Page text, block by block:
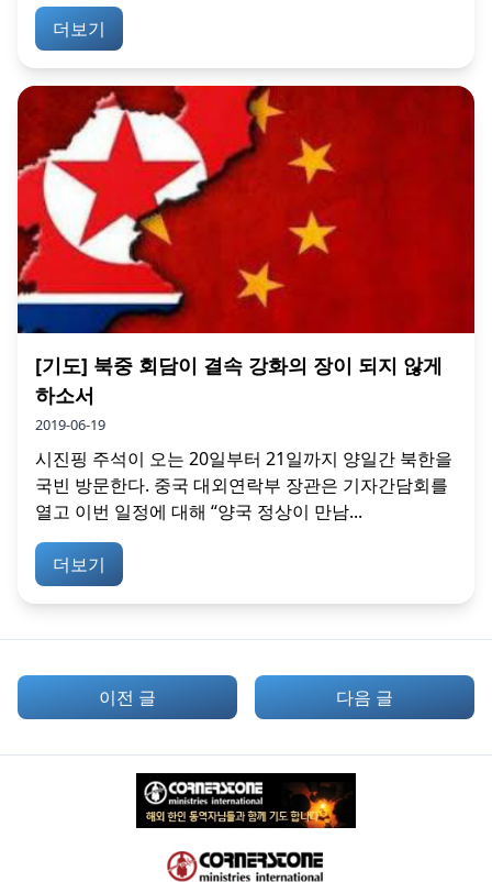
더보기
[기도] 북중 회담이 결속 강화의 장이 되지 않게
하소서
2019-06-19
시진핑 주석이 오는 20일부터 21일까지 양일간 북한을
국빈 방문한다. 중국 대외연락부 장관은 기자간담회를
열고 이번 일정에 대해 “양국 정상이 만남...
더보기
이전 글 다음 글